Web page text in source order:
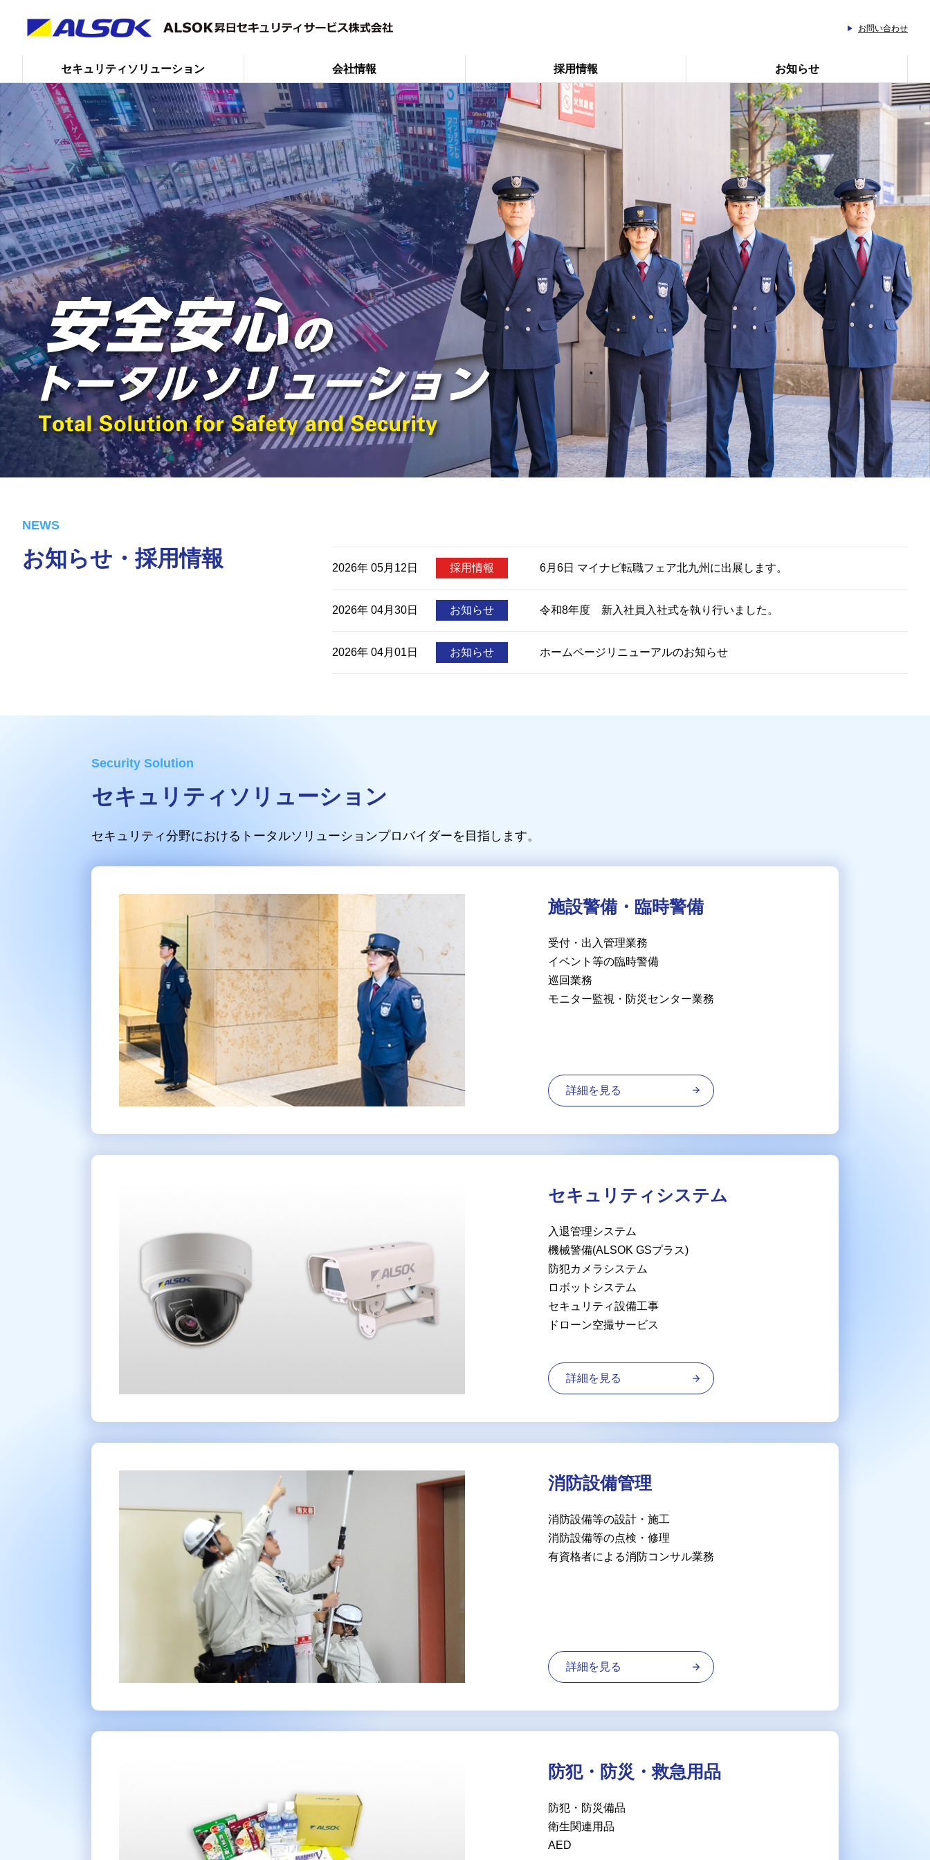
お問い合わせ
セキュリティソリューション 会社情報 採用情報 お知らせ
お知らせ・採用情報 2026年 05月12日 採用情報 6月6日 マイナビ転職フェア北九州に出展します。
2026年 04月30日 お知らせ 令和8年度 新入社員入社式を執り行いました。
2026年 04月01日 お知らせ ホームページリニューアルのお知らせ
セキュリティソリューション
セキュリティ分野におけるトータルソリューションプロバイダーを目指します。
施設警備・臨時警備
受付・出⼊管理業務
イベント等の臨時警備
巡回業務
モニター監視・防災センター業務
詳細を見る
セキュリティシステム
入退管理システム
機械警備(ALSOK GSプラス)
防犯カメラシステム
ロボットシステム
セキュリティ設備工事
ドローン空撮サービス
詳細を見る
消防設備管理
消防設備等の設計・施工
消防設備等の点検・修理
有資格者による消防コンサル業務
詳細を見る
防犯・防災・救急用品
防犯・防災備品
衛生関連用品
AED